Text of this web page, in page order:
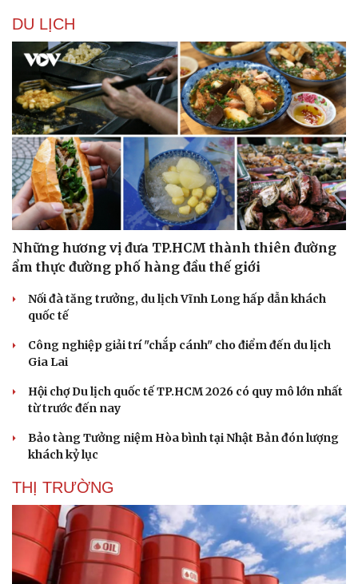
DU LỊCH
Những hương vị đưa TP.HCM thành thiên đường
ẩm thực đường phố hàng đầu thế giới
Nối đà tăng trưởng, du lịch Vĩnh Long hấp dẫn khách
quốc tế
Công nghiệp giải trí "chắp cánh" cho điểm đến du lịch
Gia Lai
Hội chợ Du lịch quốc tế TP.HCM 2026 có quy mô lớn nhất
từ trước đến nay
Bảo tàng Tưởng niệm Hòa bình tại Nhật Bản đón lượng
khách kỷ lục
THỊ TRƯỜNG